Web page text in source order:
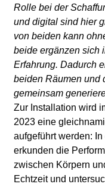
Rolle bei der
und digital sind hier
von beiden kann
beide ergänzen sich
Erfahrung. Dadurch
beiden Räumen und
gemeinsam
Zur Installation wird
2023 eine
aufgeführt werden:
erkunden die
zwischen Körpern
Echtzeit und